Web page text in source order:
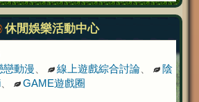
休閒娛樂活動中心
戀動漫 線上遊戲綜合討論、
陰
GAME遊戲圈